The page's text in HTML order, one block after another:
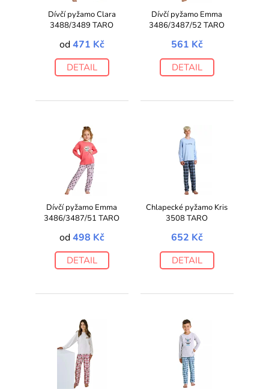
Dívčí pyžamo Clara
3488/3489 TARO
od471 Kč
DETAIL
Dívčí pyžamo Emma
3486/3487/52 TARO
561 Kč
DETAIL
Dívčí pyžamo Emma
3486/3487/51 TARO
od498 Kč
DETAIL
Chlapecké pyžamo Kris
3508 TARO
652 Kč
DETAIL